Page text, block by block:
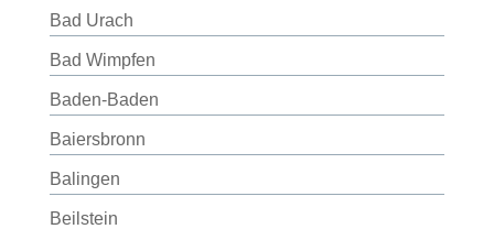
Bad Urach
Bad Wimpfen
Baden-Baden
Baiersbronn
Balingen
Beilstein